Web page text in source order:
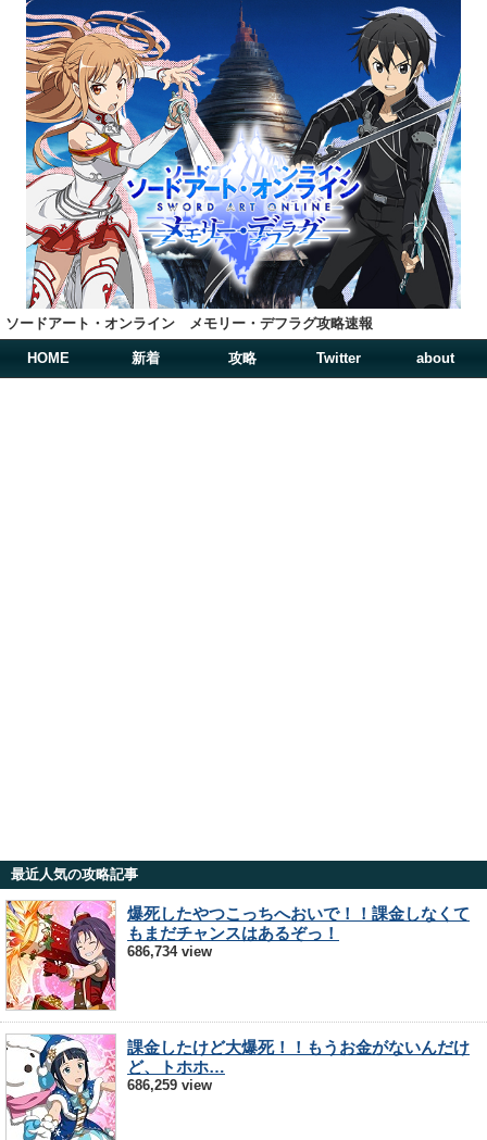
ソードアート・オンライン メモリー・デフラグ攻略速報
HOME 新着 攻略 Twitter about
最近人気の攻略記事
爆死したやつこっちへおいで！！課金しなくて
もまだチャンスはあるぞっ！
686,734 view
課金したけど大爆死！！もうお金がないんだけ
ど、トホホ…
686,259 view